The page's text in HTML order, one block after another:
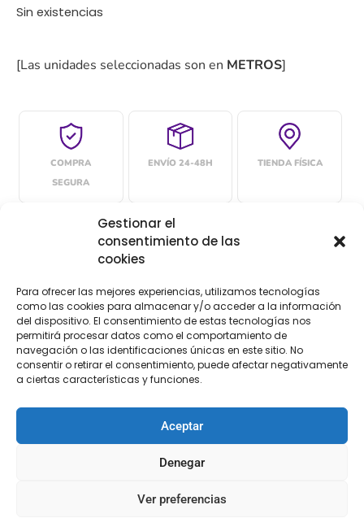
Gestionar el
consentimiento de las
cookies
Para ofrecer las mejores experiencias, utilizamos tecnologías
como las cookies para almacenar y/o acceder a la información
del dispositivo. El consentimiento de estas tecnologías nos
permitirá procesar datos como el comportamiento de
navegación o las identificaciones únicas en este sitio. No
consentir o retirar el consentimiento, puede afectar negativamente
a ciertas características y funciones.
Aceptar
Denegar
Ver preferencias
Sin existencias
[Las unidades seleccionadas son en METROS]
COMPRA
SEGURA
ENVÍO 24-48H TIENDA FÍSICA
Descripción
Descripción
Encaje de bolillos de símbolos religiosos (cruz y cáliz)
semana santa, iglesia
«Con mercería el torcal no dejarás de diseñar»